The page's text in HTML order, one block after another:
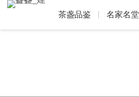
茶盏品鉴 名家名堂